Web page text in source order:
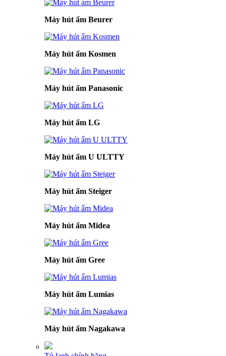
Máy hút ẩm Beurer
Máy hút ẩm Kosmen
Máy hút ẩm Panasonic
Máy hút ẩm LG
Máy hút ẩm U ULTTY
Máy hút ẩm Steiger
Máy hút ẩm Midea
Máy hút ẩm Gree
Máy hút ẩm Lumias
Máy hút ẩm Nagakawa